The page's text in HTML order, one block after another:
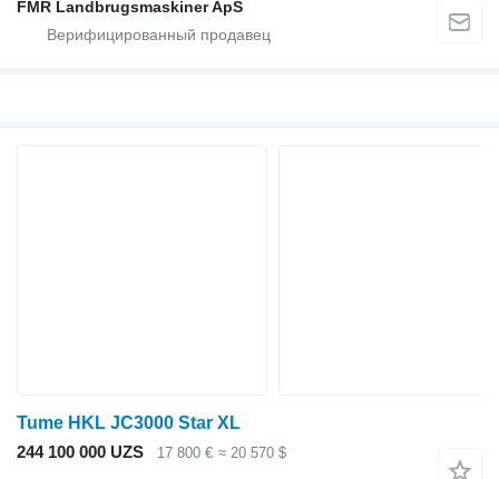
FMR Landbrugsmaskiner ApS
Tume HKL JC3000 Star XL
244 100 000 UZS
17 800 € ≈ 20 570 $